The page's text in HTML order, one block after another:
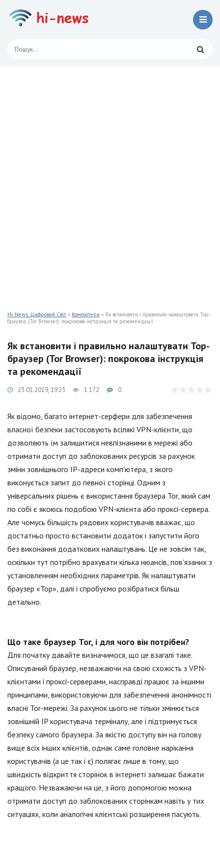
Hi-News: Цифровий Світ » Компютери » Як встановити і правильно налаштувати Тор-
браузер (Tor Browser): покрокова інструкція та рекомендації
Як встановити і правильно налаштувати Тор-
браузер (Tor Browser): покрокова інструкція
та рекомендації
23.01.2019, 19:23 1 172 0
Як відомо, багато інтернет-серфери для забезпечення
власної безпеки застосовують всілякі VPN-клієнти, що
дозволяють їм залишитися невпізнаними в мережі або
отримати доступ до заблокованих ресурсів за рахунок
зміни зовнішнього IP-адреси комп'ютера, з якого
виконується запит до певної сторінці. Одним з
універсальних рішень є використання браузера Tor, який сам
по собі є якоюсь подобою VPN-клієнта або проксі-сервера.
Але чомусь більшість рядових користувачів вважає, що
достатньо просто встановити додаток і запустити його
без виконання додаткових налаштувань. Це не зовсім так,
оскільки тут потрібно врахувати кілька нюансів, пов'язаних з
установленням необхідних параметрів. Як налаштувати
браузер «Тор», далі і спробуємо розібратися більш
детально.
Що таке браузер Tor, і для чого він потрібен?
Для початку давайте визначимося, що це взагалі таке.
Описуваний браузер, незважаючи на свою схожість з VPN-
клієнтами і проксі-серверами, насправді працює за іншими
принципами, використовуючи для забезпечення анонімності
власні Tor-мережі. За рахунок цього не тільки змінюється
зовнішній IP користувача терміналу, але і підтримується
безпеку самого браузера. За якістю доступу він на голову
вище всіх інших клієнтів, однак саме головне нарікання
користувачів (а це так і є) полягає лише в тому, що
швидкість відкриття сторінок в інтернеті залишає бажати
кращого. Незважаючи на це, з його допомогою можна
отримати доступ до заблокованих сторінкам навіть у тих
ситуаціях, коли аналогічні клієнтські розширення пасують.